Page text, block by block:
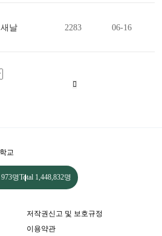
새날 2283 06-16
973명Total 1,448,832명
저작권신고 및 보호규정
이용약관